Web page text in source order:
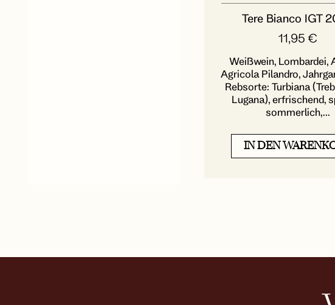
Tere Bianco IGT
11,95 €
Weißwein, Lombardei,
Agricola Pilandro,
Rebsorte: Turbiana
Lugana), erfrischend,
sommerlich,...
IN DEN